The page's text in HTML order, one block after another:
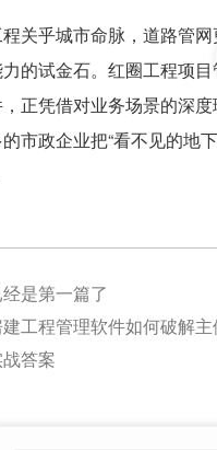
乎城市命脉，道路管网
的试金石。红圈工程项
正凭借对业务场景的深度
市政企业把“看不见的地
是第一篇了
建工程管理软件如何破解
答案